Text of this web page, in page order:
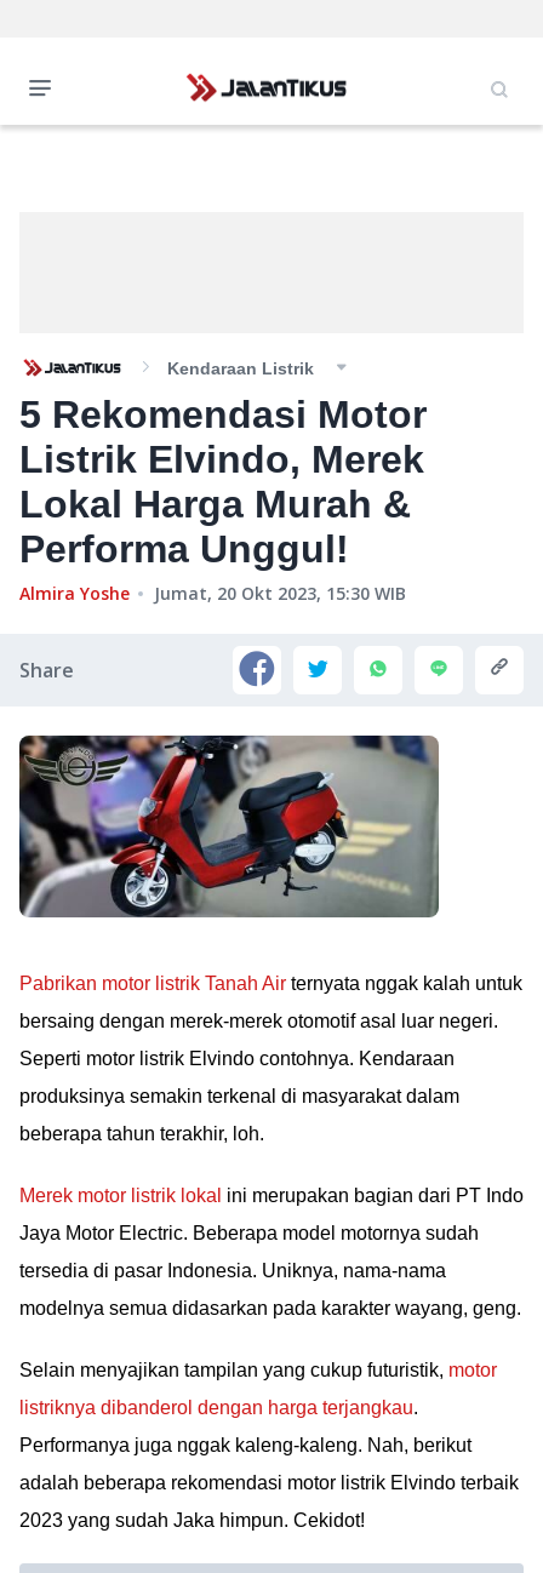
Kendaraan Listrik
5 Rekomendasi Motor
Listrik Elvindo, Merek
Lokal Harga Murah &
Performa Unggul!
Almira Yoshe Jumat, 20 Okt 2023, 15:30 WIB
Share
Pabrikan motor listrik Tanah Air ternyata nggak kalah untuk
bersaing dengan merek-merek otomotif asal luar negeri.
Seperti motor listrik Elvindo contohnya. Kendaraan
produksinya semakin terkenal di masyarakat dalam
beberapa tahun terakhir, loh.
Merek motor listrik lokal ini merupakan bagian dari PT Indo
Jaya Motor Electric. Beberapa model motornya sudah
tersedia di pasar Indonesia. Uniknya, nama-nama
modelnya semua didasarkan pada karakter wayang, geng.
Selain menyajikan tampilan yang cukup futuristik, motor
listriknya dibanderol dengan harga terjangkau.
Performanya juga nggak kaleng-kaleng. Nah, berikut
adalah beberapa rekomendasi motor listrik Elvindo terbaik
2023 yang sudah Jaka himpun. Cekidot!